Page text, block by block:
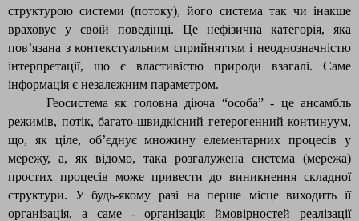
структурою системи (потоку), його система так чи інакше
враховує у своїй поведінці. Це нефізична категорія, яка
пов’язана з контекстуальним сприйняттям і неоднозначністю
інтерпретації, що є властивістю природи взагалі. Саме
інформація є незалежним параметром.
Геосистема як головна діюча “особа” - це ансамбль
режимів, потік, багато-швидкісний гетерогенний континуум,
що, як ціле, об’єднує множину елементарних процесів у
мережу, а, як відомо, така розгалужена система (мережа)
простих процесів може привести до виникнення складної
структури. У будь-якому разі на перше місце виходить її
організація, а саме - організація ймовірностей реалізації